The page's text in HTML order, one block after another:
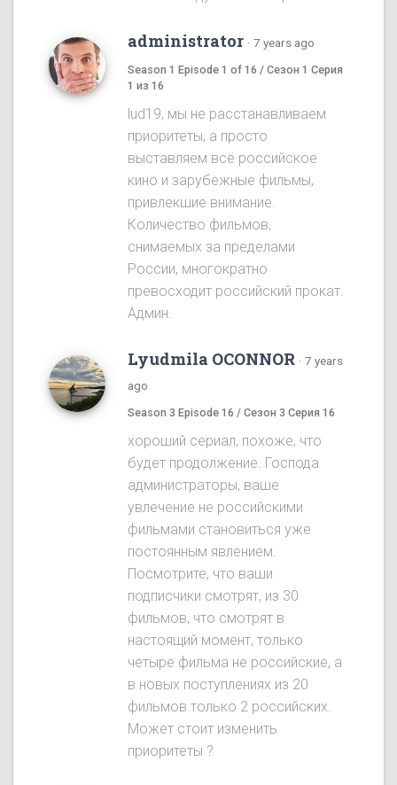
administrator · 7 years ago
Season 1 Episode 1 of 16 / Сезон 1 Серия
1 из 16
lud19, мы не расстанавливаем
приоритеты, а просто
выставляем всё российское
кино и зарубежные фильмы,
привлекшие внимание.
Количество фильмов,
снимаемых за пределами
России, многократно
превосходит российский прокат.
Админ.
Lyudmila OCONNOR · 7 years
ago
Season 3 Episode 16 / Сезон 3 Серия 16
хороший сериал, похоже, что
будет продолжение. Господа
администраторы, ваше
увлечение не российскими
фильмами становиться уже
постоянным явлением.
Посмотрите, что ваши
подписчики смотрят, из 30
фильмов, что смотрят в
настоящий момент, только
четыре фильма не российские, а
в новых поступлениях из 20
фильмов только 2 российских.
Может стоит изменить
приоритеты ?